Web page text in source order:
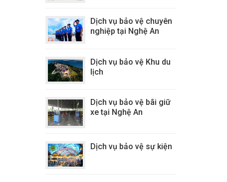
Dịch vụ bảo vệ chuyên
nghiệp tại Nghệ An
Dịch vụ bảo vệ Khu du
lịch
Dịch vụ bảo vệ bãi giữ
xe tại Nghệ An
Dịch vụ bảo vệ sự kiện